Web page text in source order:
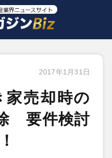
2017年1月31日
家売却時の
要件検討